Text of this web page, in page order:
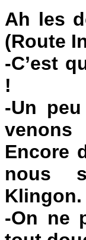
Ah les
(Route
-C’est
!
-Un
Encore
nous
Klingon.
-On ne